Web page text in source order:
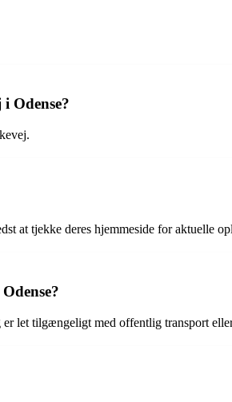
Odense?
at tjekke deres hjemmeside for aktuelle
let tilgængeligt med offentlig transport